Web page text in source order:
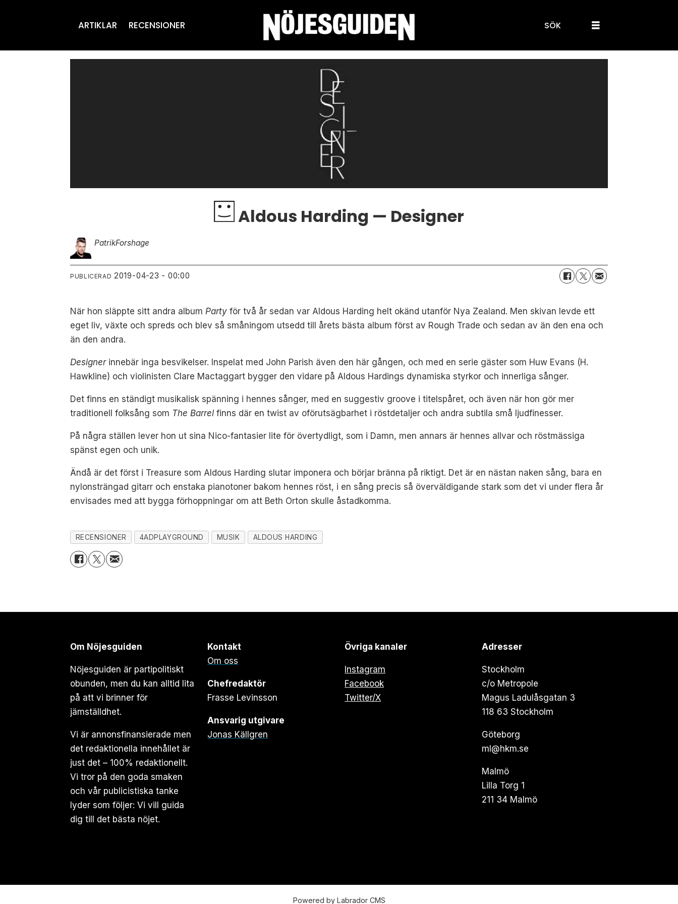
ARTIKLAR RECENSIONER SÖK
Aldous Harding — Designer
PatrikForshage
PUBLICERAD 2019-04-23 - 00:00
När hon släppte sitt andra album Party för två år sedan var Aldous Harding helt okänd utanför Nya Zealand. Men skivan levde ett
eget liv, växte och spreds och blev så småningom utsedd till årets bästa album först av Rough Trade och sedan av än den ena och
än den andra.
Designerinnebär inga besvikelser. Inspelat med John Parish även den här gången, och med en serie gäster som Huw Evans (H.
Hawkline) och violinisten Clare Mactaggart bygger den vidare på Aldous Hardings dynamiska styrkor och innerliga sånger.
Det finns en ständigt musikalisk spänning i hennes sånger, med en suggestiv groove i titelspåret, och även när hon gör mer
traditionell folksång som The Barrelfinns där en twist av oförutsägbarhet i röstdetaljer och andra subtila små ljudfinesser.
På några ställen lever hon ut sina Nico-fantasier lite för övertydligt, som i Damn, men annars är hennes allvar och röstmässiga
spänst egen och unik.
Ändå är det först i Treasure som Aldous Harding slutar imponera och börjar bränna på riktigt. Det är en nästan naken sång, bara en
nylonsträngad gitarr och enstaka pianotoner bakom hennes röst, i en sång precis så överväldigande stark som det vi under flera år
envisades med att bygga förhoppningar om att Beth Orton skulle åstadkomma.
RECENSIONER 4ADPLAYGROUND MUSIK ALDOUS HARDING
Om Nöjesguiden
Nöjesguiden är partipolitiskt
obunden, men du kan alltid lita
på att vi brinner för
jämställdhet.
Vi är annonsfinansierade men
det redaktionella innehållet är
just det – 100% redaktionellt.
Vi tror på den goda smaken
och vår publicistiska tanke
lyder som följer: Vi vill guida
dig till det bästa nöjet.
Kontakt
Om oss
Chefredaktör
Frasse Levinsson
Ansvarig utgivare
Jonas Källgren
Övriga kanaler
Instagram
Facebook
Twitter/X
Adresser
Stockholm
c/o Metropole
Magus Ladulåsgatan 3
118 63 Stockholm
Göteborg
ml@hkm.se
Malmö
Lilla Torg 1
211 34 Malmö
Powered by Labrador CMS